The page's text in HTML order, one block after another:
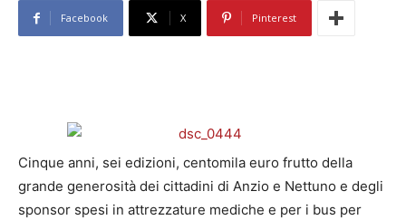
Facebook X Pinterest
Cinque anni, sei edizioni, centomila euro frutto della
grande generosità dei cittadini di Anzio e Nettuno e degli
sponsor spesi in attrezzature mediche e per i bus per